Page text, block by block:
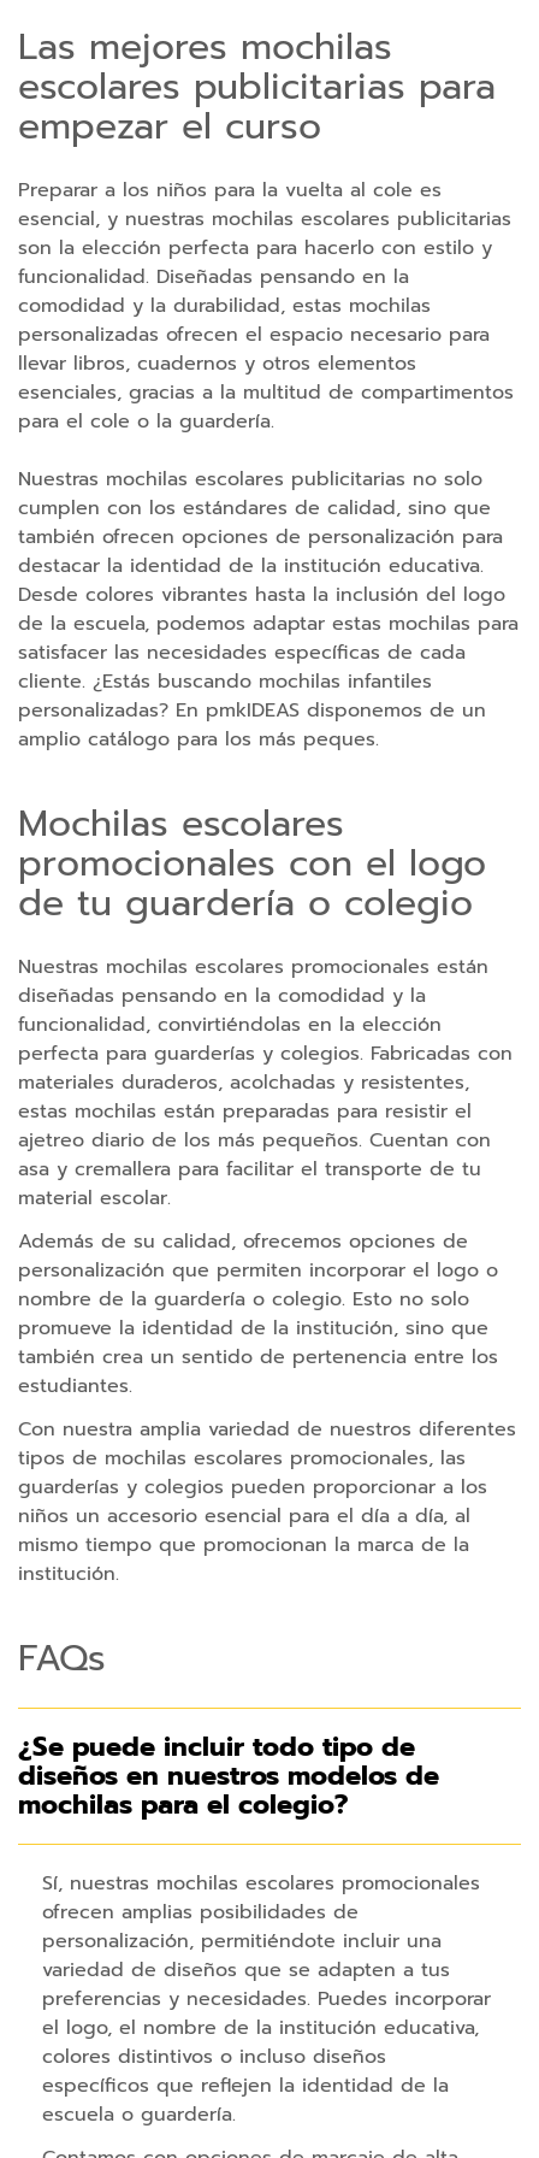
a
r
a
t
b
l
e
t
C
a
b
l
s
C
a
r
g
a
d
o
r
e
C
a
r
g
d
o
r
e
s
I
n
a
l
á
m
b
r
i
c
s
C
o
r
d
e
a
r
a
m
v
Las mejores mochilas
escolares publicitarias para
empezar el curso
Preparar a los niños para la vuelta al cole es
esencial, y nuestras mochilas escolares publicitarias
son la elección perfecta para hacerlo con estilo y
funcionalidad. Diseñadas pensando en la
comodidad y la durabilidad, estas mochilas
personalizadas ofrecen el espacio necesario para
llevar libros, cuadernos y otros elementos
esenciales, gracias a la multitud de compartimentos
para el cole o la guardería.
Nuestras mochilas escolares publicitarias no solo
cumplen con los estándares de calidad, sino que
también ofrecen opciones de personalización para
destacar la identidad de la institución educativa.
Desde colores vibrantes hasta la inclusión del logo
de la escuela, podemos adaptar estas mochilas para
satisfacer las necesidades específicas de cada
cliente. ¿Estás buscando mochilas infantiles
personalizadas? En pmkIDEAS disponemos de un
amplio catálogo para los más peques.
Mochilas escolares
promocionales con el logo
de tu guardería o colegio
Nuestras mochilas escolares promocionales están
diseñadas pensando en la comodidad y la
funcionalidad, convirtiéndolas en la elección
perfecta para guarderías y colegios. Fabricadas con
materiales duraderos, acolchadas y resistentes,
estas mochilas están preparadas para resistir el
ajetreo diario de los más pequeños. Cuentan con
asa y cremallera para facilitar el transporte de tu
material escolar.
Además de su calidad, ofrecemos opciones de
personalización que permiten incorporar el logo o
nombre de la guardería o colegio. Esto no solo
promueve la identidad de la institución, sino que
también crea un sentido de pertenencia entre los
estudiantes.
Con nuestra amplia variedad de nuestros diferentes
tipos de mochilas escolares promocionales, las
guarderías y colegios pueden proporcionar a los
niños un accesorio esencial para el día a día, al
mismo tiempo que promocionan la marca de la
institución.
FAQs
¿Se puede incluir todo tipo de
diseños en nuestros modelos de
mochilas para el colegio?
Sí, nuestras mochilas escolares promocionales
ofrecen amplias posibilidades de
personalización, permitiéndote incluir una
variedad de diseños que se adapten a tus
preferencias y necesidades. Puedes incorporar
el logo, el nombre de la institución educativa,
colores distintivos o incluso diseños
específicos que reflejen la identidad de la
escuela o guardería.